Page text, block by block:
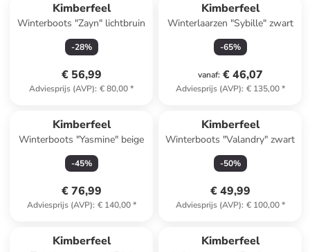
Kimberfeel
Winterboots "Zayn" lichtbruin
-28%
€ 56,99
Adviesprijs (AVP): € 80,00*
Kimberfeel
Winterlaarzen "Sybille" zwart
-65%
vanaf: € 46,07
Adviesprijs (AVP): € 135,00*
Kimberfeel
Winterboots "Yasmine" beige
-45%
€ 76,99
Adviesprijs (AVP): € 140,00*
Kimberfeel
Winterboots "Valandry" zwart
-50%
€ 49,99
Adviesprijs (AVP): € 100,00*
Kimberfeel Kimberfeel